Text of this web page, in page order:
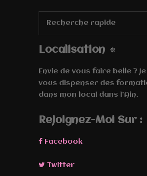
Localisation
Envie de vous faire belle ?
vous dispenser des
dans mon local dans l'Ain.
Rejoignez-Moi Sur :
Facebook
Twitter